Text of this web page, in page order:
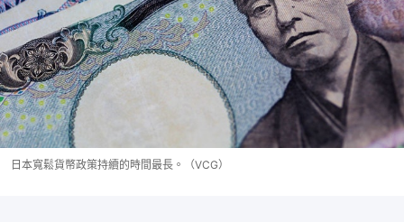
日本寬鬆貨幣政策持續的時間最長。（VCG）